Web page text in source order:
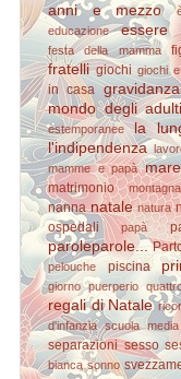
anni e mezzo
educazione
essere
festa della mamma
fratelli giochi giochi
in casa
gravidanza
mondo degli adulti
estemporanee
la
l'indipendenza
mamme e papà mare
matrimonio montagna
nanna natale natura
ospedali
papà
paroleparole...
pelouche
piscina
giorno puerperio
regali di Natale
d'infanzia scuola media
separazioni sesso
bianca sonno